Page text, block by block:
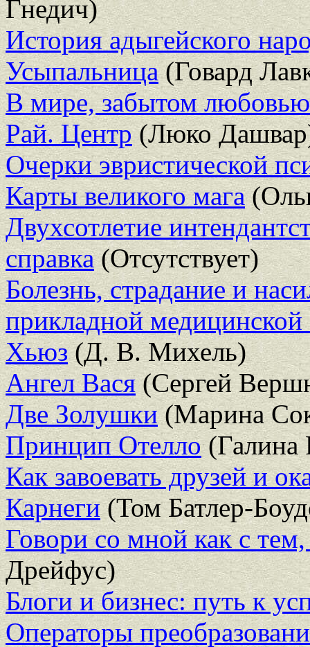
Гнедич)
История адыгейского
Усыпальница(Говард
В мире, забытом любовью
Рай. Центр(Люко
Очерки эвристической
Карты великого мага
Двухсотлетие
справка(Отсутствует)
Болезнь, страдание и
прикладной
Хьюз(Д. В. Михель)
Ангел Вася(Сергей
Две Золушки(Марина
Принцип Отелло(Галина
Как завоевать друзей и
Карнеги(Том Батлер-
Говори со мной как с
Дрейфус)
Блоги и бизнес: путь к
Операторы